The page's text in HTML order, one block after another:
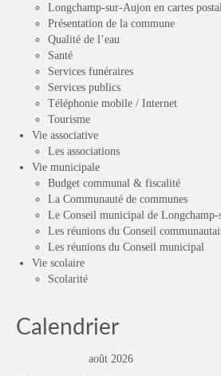
Longchamp-sur-Aujon en cartes
Présentation de la commune
Qualité de l’eau
Santé
Services funéraires
Services publics
Téléphonie mobile / Internet
Tourisme
Vie associative
Les associations
Vie municipale
Budget communal & fiscalité
La Communauté de communes
Le Conseil municipal de
Les réunions du Conseil
Les réunions du Conseil municipal
Vie scolaire
Scolarité
Calendrier
août 2026